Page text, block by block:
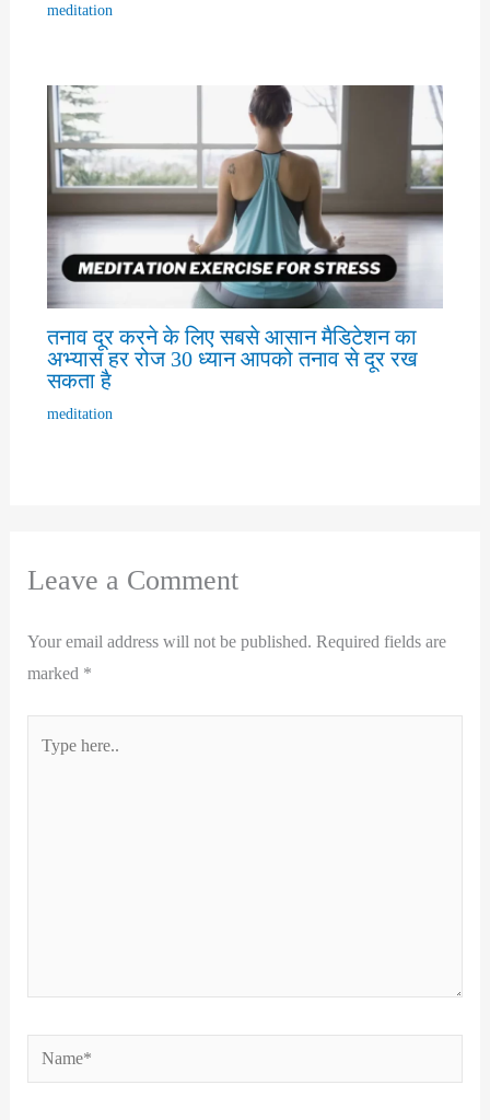
meditation
तनाव दूर करने के लिए सबसे आसान मैडिटेशन का
अभ्यास हर रोज 30 ध्यान आपको तनाव से दूर रख
सकता है
meditation
Leave a Comment
Your email address will not be published. Required fields are
marked *
Name*